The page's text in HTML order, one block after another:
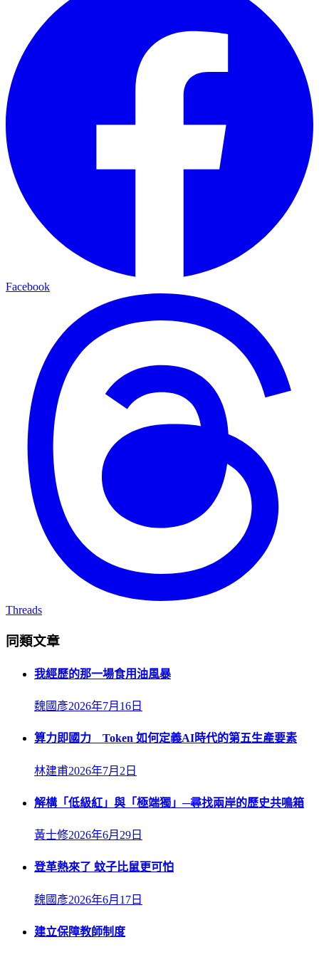
Facebook
Threads
同類文章
我經歷的那一場食用油風暴
魏國彥2026年7月16日
算力即國力 Token 如何定義AI時代的第五生產要素
林建甫2026年7月2日
解構「低級紅」與「極端獨」─尋找兩岸的歷史共鳴箱
黃士修2026年6月29日
登革熱來了 蚊子比鼠更可怕
魏國彥2026年6月17日
建立保障教師制度